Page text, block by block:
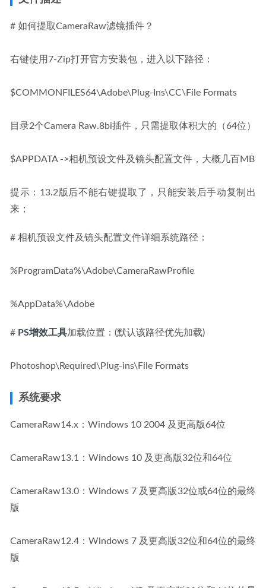
# 如何提取CameraRaw滤镜插件？
右键使用7-Zip打开官方安装包，进入以下路径：
$COMMONFILES64\Adobe\Plug-Ins\CC\File Formats
目录2个Camera Raw.8bi插件，只需提取体积大的（64位）
$APPDATA ->相机预设文件及镜头配置文件，大概几百MB
提示：13.2版后不能右键提取了，只能安装后手动复制出
来；
# 相机预设文件及镜头配置文件详细系统路径：
%ProgramData%\Adobe\CameraRawProfile
%AppData%\Adobe
# PS增效工具加载位置：(默认该路径优先加载)
Photoshop\Required\Plug-ins\File Formats
系统要求
CameraRaw14.x：Windows 10 2004 及更高版64位
CameraRaw13.1：Windows 10 及更高版32位和64位
CameraRaw13.0：Windows 7 及更高版32位或64位的最终
版
CameraRaw12.4：Windows 7 及更高版32位和64位的最终
版